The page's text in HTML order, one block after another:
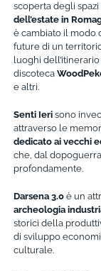
scoperta degli
dell’estate in
è cambiato il modo
future di un
luoghi
discoteca
e altri.
Senti Ieri sono
attraverso le
dedicato ai vecchi
che, dal
profondamente.
Darsena 3.0 è un
archeologia
storici della
di sviluppo
culturale.